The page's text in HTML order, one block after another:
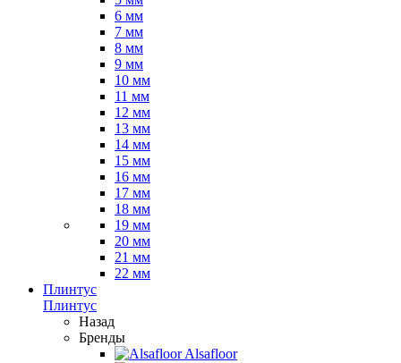
6 мм
7 мм
8 мм
9 мм
10 мм
11 мм
12 мм
13 мм
14 мм
15 мм
16 мм
17 мм
18 мм
19 мм
20 мм
21 мм
22 мм
Плинтус
Плинтус
Назад
Бренды
Alsafloor